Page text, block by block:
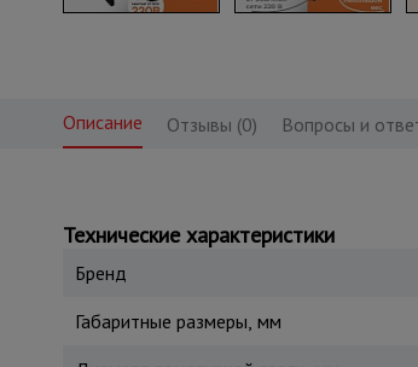
Описание Отзывы (0) Вопросы и
Технические характеристики
Бренд
Габаритные размеры, мм